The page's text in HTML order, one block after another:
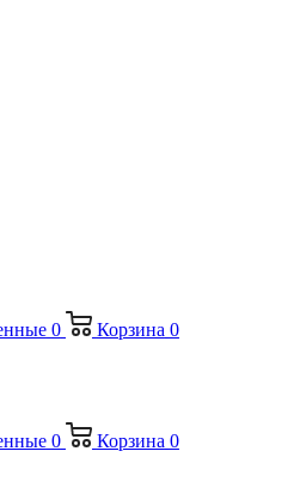
0 Корзина 0
0 Корзина 0